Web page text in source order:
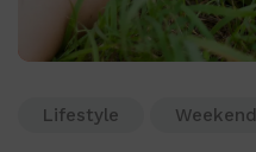
Lifestyle Weekend